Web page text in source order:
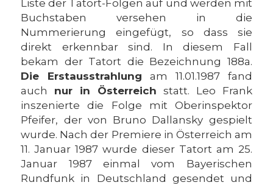
Liste der Tatort-Folgen auf und werden mit
Buchstaben versehen in die
Nummerierung eingefügt, so dass sie
direkt erkennbar sind. In diesem Fall
bekam der Tatort die Bezeichnung 188a.
Die Erstausstrahlung am 11.01.1987 fand
auch nur in Österreich statt. Leo Frank
inszenierte die Folge mit Oberinspektor
Pfeifer, der von Bruno Dallansky gespielt
wurde. Nach der Premiere in Österreich am
11. Januar 1987 wurde dieser Tatort am 25.
Januar 1987 einmal vom Bayerischen
Rundfunk in Deutschland gesendet und